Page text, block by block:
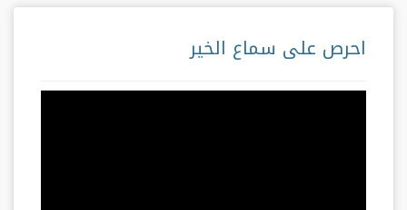
احرص على سماع الخير